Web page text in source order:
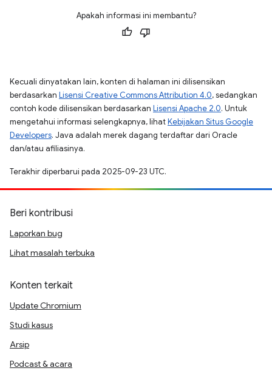
Apakah informasi ini membantu?
Kecuali dinyatakan lain, konten di halaman ini dilisensikan
berdasarkan Lisensi Creative Commons Attribution 4.0, sedangkan
contoh kode dilisensikan berdasarkan Lisensi Apache 2.0. Untuk
mengetahui informasi selengkapnya, lihatKebijakan Situs Google
Developers. Java adalah merek dagang terdaftar dari Oracle
dan/atau afiliasinya.
Terakhir diperbarui pada 2025-09-23 UTC.
Beri kontribusi
Laporkan bug
Lihat masalah terbuka
Konten terkait
Update Chromium
Studi kasus
Arsip
Podcast & acara